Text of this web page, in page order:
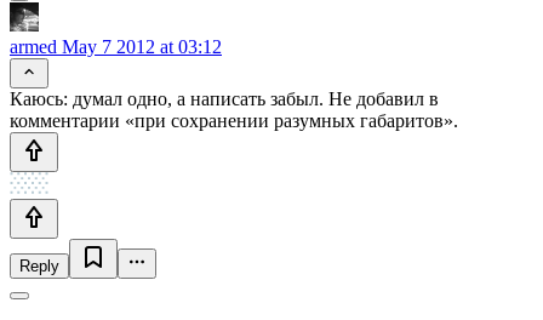
armed May 7 2012 at 03:12
Каюсь: думал одно, а написать забыл. Не добавил в
комментарии «при сохранении разумных габаритов».
Reply